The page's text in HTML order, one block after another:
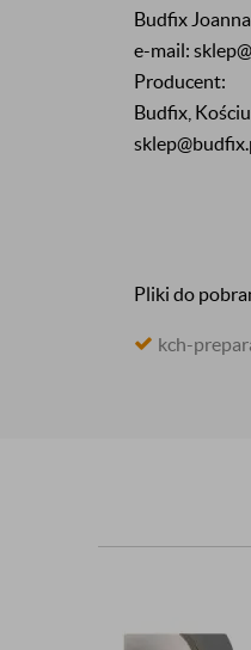
Budfix
e-mail:
Producent:
Budfix,
Pliki do
kch-